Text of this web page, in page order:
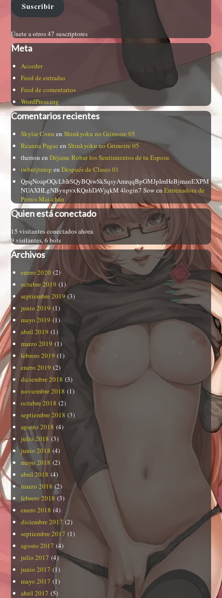
Suscribir
Únete a otros 47 suscriptores
Meta
Acceder
Feed de entradas
Feed de comentarios
WordPress.org
Comentarios recientes
Skylar Conn enShinkyoku no Grimoire 05
Reanna Pagac enShinkyoku no Grimoire 05
therion enDéjame Robar los Sentimientos de tu Esposa
iwbntjtmop enDespués de Clases 01
QpqNoapOQcLbIrSQyBQiwSkSqsyAmrqqBpGMJpImHeBjmanEXPM
NUAXHLgNBynpvxKQnhDAVjqkM 4login7 SowenEntrenadora de
Perros Mai-chan
Quien está conectado
15 visitantes conectados ahora
9 visitantes, 6 bots
Archivos
enero 2020 (2)
octubre 2019 (1)
septiembre 2019 (3)
junio 2019 (1)
mayo 2019 (1)
abril 2019 (1)
marzo 2019 (1)
febrero 2019 (1)
enero 2019 (2)
diciembre 2018 (3)
noviembre 2018 (1)
octubre 2018 (2)
septiembre 2018 (3)
agosto 2018 (4)
julio 2018 (3)
junio 2018 (4)
mayo 2018 (2)
abril 2018 (4)
marzo 2018 (2)
febrero 2018 (3)
enero 2018 (4)
diciembre 2017(2)
septiembre 2017 (1)
agosto 2017 (4)
julio 2017 (4)
junio 2017 (1)
mayo 2017 (1)
abril 2017 (5)